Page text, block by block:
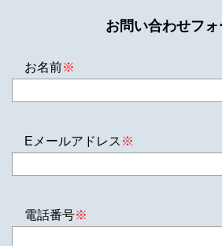
お問い合わせフォ
お名前※
Eメールアドレス ※
電話番号※